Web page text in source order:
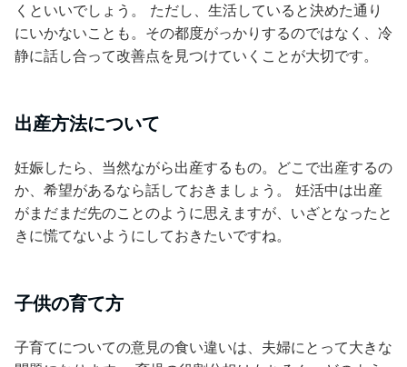
くといいでしょう。 ただし、生活していると決めた通り
にいかないことも。その都度がっかりするのではなく、冷
静に話し合って改善点を見つけていくことが大切です。
出産方法について
妊娠したら、当然ながら出産するもの。どこで出産するの
か、希望があるなら話しておきましょう。 妊活中は出産
がまだまだ先のことのように思えますが、いざとなったと
きに慌てないようにしておきたいですね。
子供の育て方
子育てについての意見の食い違いは、夫婦にとって大きな